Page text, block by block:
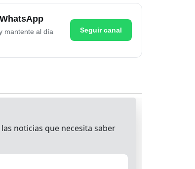
mantente al día
Seguir canal